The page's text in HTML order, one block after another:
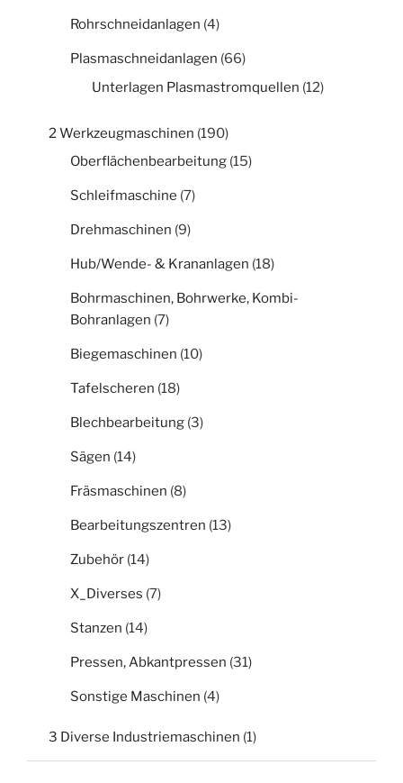
Rohrschneidanlagen (4)
Plasmaschneidanlagen (66)
Unterlagen Plasmastromquellen (12)
2 Werkzeugmaschinen (190)
Oberflächenbearbeitung (15)
Schleifmaschine (7)
Drehmaschinen (9)
Hub/Wende- & Krananlagen (18)
Bohrmaschinen, Bohrwerke, Kombi-
Bohranlagen (7)
Biegemaschinen (10)
Tafelscheren (18)
Blechbearbeitung (3)
Sägen (14)
Fräsmaschinen (8)
Bearbeitungszentren (13)
Zubehör (14)
X_Diverses (7)
Stanzen (14)
Pressen, Abkantpressen (31)
Sonstige Maschinen (4)
3 Diverse Industriemaschinen (1)